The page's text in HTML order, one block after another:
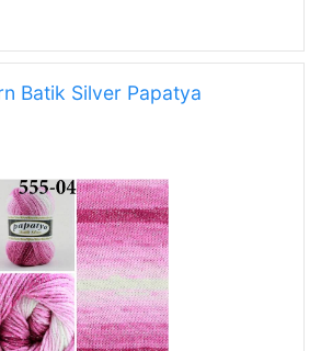
Batik Silver Papatya